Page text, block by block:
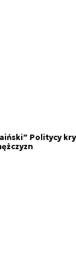
Politycy